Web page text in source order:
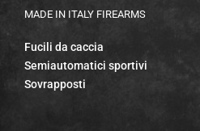
MADE IN ITALY FIREARMS
Fucili da caccia
Semiautomatici sportivi
Sovrapposti